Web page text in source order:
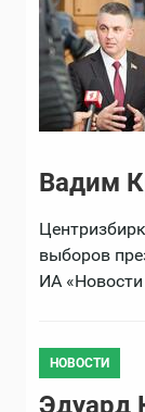
Вадим
выборов
ИА
НОВОСТИ
Эдуард